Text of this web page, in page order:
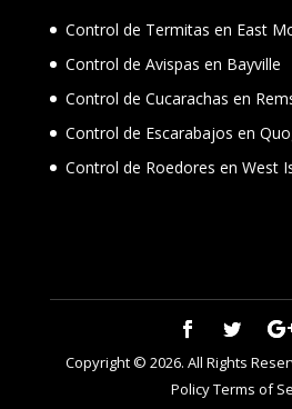
Control de Termitas en East
Control de Avispas en Bayville
Control de Cucarachas en
Control de Escarabajos en
Control de Roedores en West
Copyright © 2026. All Rights
PolicyTerms of